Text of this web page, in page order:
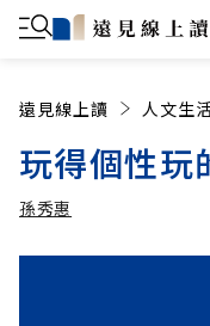
遠見線上讀 人文生
玩得個性玩
孫秀惠